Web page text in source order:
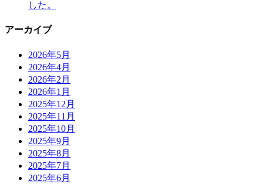
した。
アーカイブ
2026年5月
2026年4月
2026年2月
2026年1月
2025年12月
2025年11月
2025年10月
2025年9月
2025年8月
2025年7月
2025年6月